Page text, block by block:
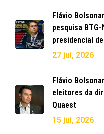
Flávio
pesquisa
presidencial
27 jul, 2026
Flávio
eleitores da
Quaest
15 jul, 2026